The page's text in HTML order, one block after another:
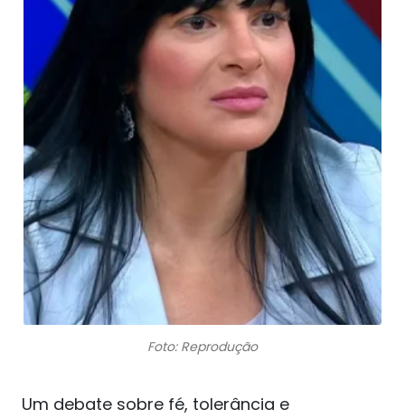
Foto: Reprodução
Um debate sobre fé, tolerância e